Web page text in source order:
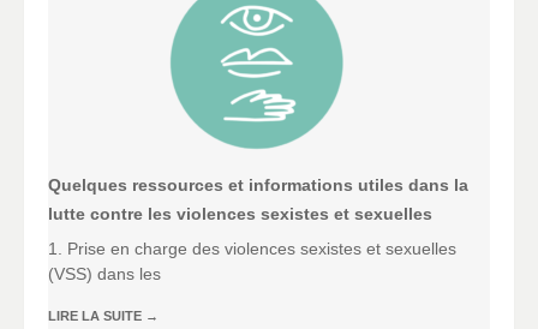
Quelques ressources et informations utiles dans la
lutte contre les violences sexistes et sexuelles
1. Prise en charge des violences sexistes et sexuelles
(VSS) dans les
LIRE LA SUITE →